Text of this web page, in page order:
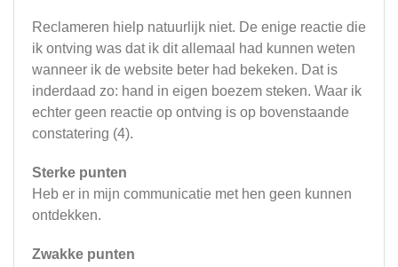
Reclameren hielp natuurlijk niet. De enige reactie die
ik ontving was dat ik dit allemaal had kunnen weten
wanneer ik de website beter had bekeken. Dat is
inderdaad zo: hand in eigen boezem steken. Waar ik
echter geen reactie op ontving is op bovenstaande
constatering (4).
Sterke punten
Heb er in mijn communicatie met hen geen kunnen
ontdekken.
Zwakke punten